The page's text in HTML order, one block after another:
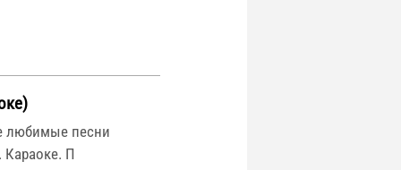
любимые песни
П